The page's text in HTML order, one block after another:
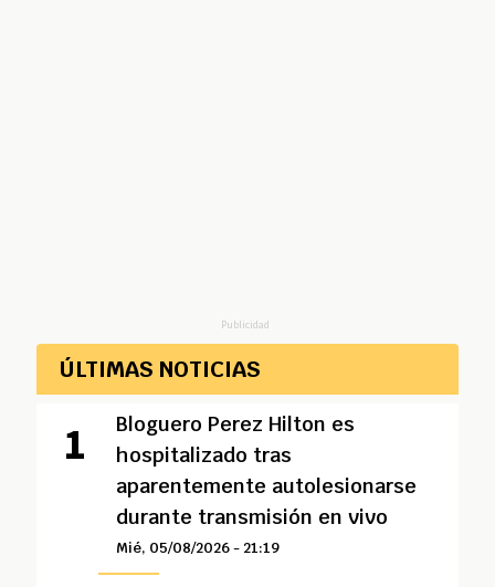
Publicidad
ÚLTIMAS NOTICIAS
Bloguero Perez Hilton es
hospitalizado tras
aparentemente autolesionarse
durante transmisión en vivo
Mié, 05/08/2026 - 21:19